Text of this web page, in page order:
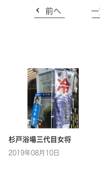
前へ
杉戸浴場三代目女将
2019年08月10日